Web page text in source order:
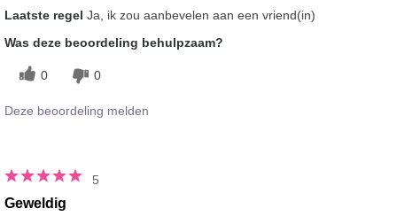
algemene
gebruikservaring met
het gevoel op de huid prettig, Wordt
goed geabsorbeerd
Laatste regel Ja, ik zou aanbevelen aan een vriend(in)
Was deze beoordeling behulpzaam?
0 0
Deze beoordeling melden
5
Geweldig